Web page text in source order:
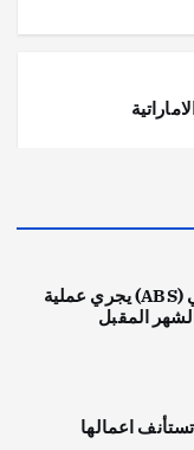
كمال الاجسام
مكتب الإحصاءات الأسترالي (ABS) يجري عملية
اعمالها